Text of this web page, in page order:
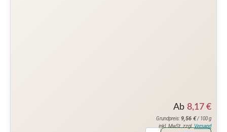
Ab 8,17 €
Grundpreis:9,56 €/ 100 g
inkl. MwSt. zzgl. Versand